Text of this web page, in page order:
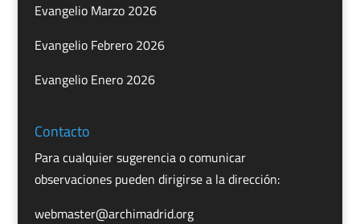
Evangelio Marzo 2026
Evangelio Febrero 2026
Evangelio Enero 2026
Contacto
Para cualquier sugerencia o comunicar
observaciones pueden dirigirse a la dirección:
webmaster@archimadrid.org